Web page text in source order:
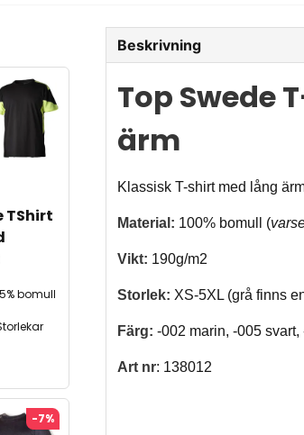
TShirt
bomull
-7%
Beskrivning
Top Swede
ärm
Klassisk T-shirt med lång
Material: 100% bomull (
Vikt: 190g/m2
Storlek: XS-5XL (grå finns
Färg: -002 marin, -005
Art nr: 138012